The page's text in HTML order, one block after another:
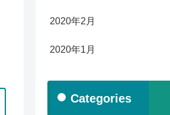
2020年2月
2020年1月
Categories